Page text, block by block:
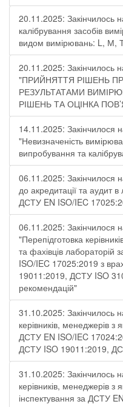
20.11.2025: Закінчилось
калібрування засобів
видом вимірювань: L, М,
20.11.2025: Закінчилось
"ПРИЙНЯТТЯ РІШЕНЬ
РЕЗУЛЬТАТАМИ
РІШЕНЬ ТА ОЦІНКА
14.11.2025: Закінчилося
"Невизначеність
випробування та
06.11.2025: Закінчилося
до акредитації та аудит
ДСТУ EN ISO/IEC
06.11.2025: Закінчилося
"Перепідготовка
та фахівців
ISO/IEC 17025:2019 з
19011:2019, ДСТУ ISO
рекомендацій"
31.10.2025: Закінчилось
керівників, менеджерів з
ДСТУ EN ISO/IEC
ДСТУ ISO 19011:2019,
31.10.2025: Закінчилось
керівників, менеджерів з
інспектування за ДСТУ